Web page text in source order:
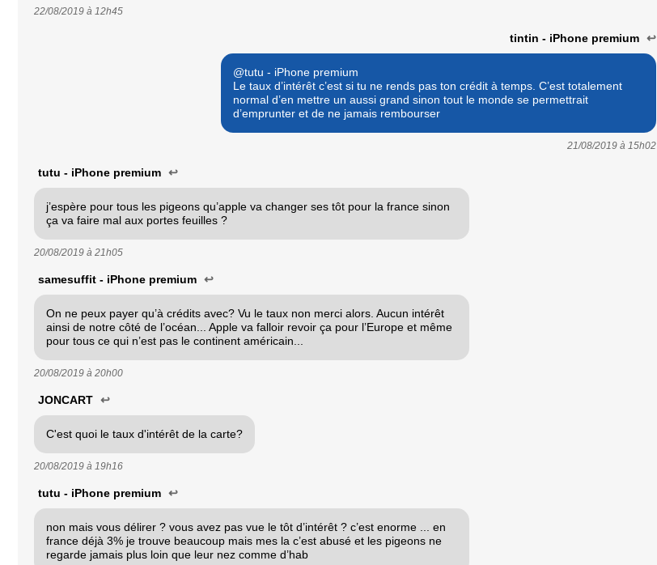
22/08/2019 à 12h45
tintin - iPhone premium ↩
@tutu - iPhone premium
Le taux d’intérêt c’est si tu ne rends pas ton crédit à temps. C’est totalement
normal d’en mettre un aussi grand sinon tout le monde se permettrait
d’emprunter et de ne jamais rembourser
21/08/2019 à 15h02
tutu - iPhone premium ↩
j’espère pour tous les pigeons qu’apple va changer ses tôt pour la france sinon
ça va faire mal aux portes feuilles ?
20/08/2019 à 21h05
samesuffit - iPhone premium ↩
On ne peux payer qu’à crédits avec? Vu le taux non merci alors. Aucun intérêt
ainsi de notre côté de l’océan... Apple va falloir revoir ça pour l’Europe et même
pour tous ce qui n’est pas le continent américain...
20/08/2019 à 20h00
JONCART ↩
C'est quoi le taux d'intérêt de la carte?
20/08/2019 à 19h16
tutu - iPhone premium ↩
non mais vous délirer ? vous avez pas vue le tôt d’intérêt ? c’est enorme ... en
france déjà 3% je trouve beaucoup mais mes la c’est abusé et les pigeons ne
regarde jamais plus loin que leur nez comme d’hab